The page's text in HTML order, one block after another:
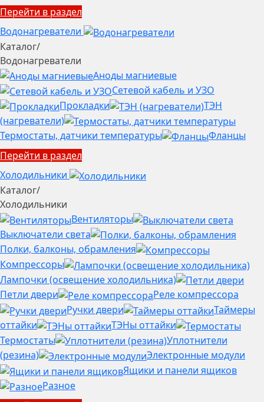
Перейти в раздел
Водонагреватели
Каталог/
Водонагреватели
Аноды магниевые
Сетевой кабель и УЗО
Прокладки
ТЭН
(нагреватели)
Термостаты, датчики температуры
Фланцы
Перейти в раздел
Холодильники
Каталог/
Холодильники
Вентиляторы
Выключатели света
Полки, балконы, обрамления
Компрессоры
Лампочки (освещение холодильника)
Петли двери
Реле компрессора
Ручки двери
Таймеры
оттайки
ТЭНы оттайки
Термостаты
Уплотнители
(резина)
Электронные модули
Ящики и панели ящиков
Разное